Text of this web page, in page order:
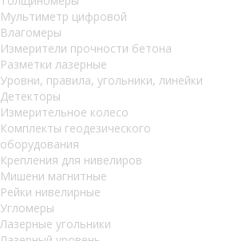
Мультиметр цифровой
Влагомеры
Измерители прочности бетона
Разметки лазерные
Уровни, правила, угольники, линейки
Детекторы
Измерительное колесо
Комплекты геодезического
оборудования
Крепления для нивелиров
Мишени магнитные
Рейки нивелирные
Угломеры
Лазерные угольники